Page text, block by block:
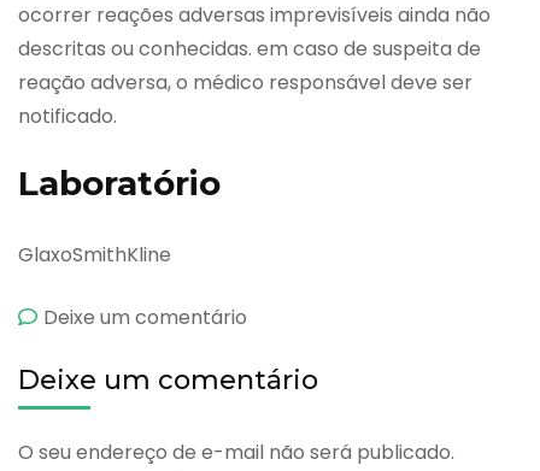
ocorrer reações adversas imprevisíveis ainda não
descritas ou conhecidas. em caso de suspeita de
reação adversa, o médico responsável deve ser
notificado.
Laboratório
GlaxoSmithKline
Deixe um comentário
Deixe um comentário
O seu endereço de e-mail não será publicado.